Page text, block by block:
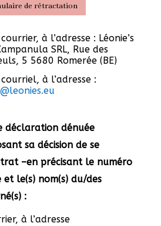
de rétractation
à l’adresse : Léonie’s
SRL, Rue des
5 5680 Romerée (BE)
à l’adresse :
déclaration dénuée
sa décision de se
–en précisant le numéro
et le(s) nom(s) du/des
:
à l’adresse